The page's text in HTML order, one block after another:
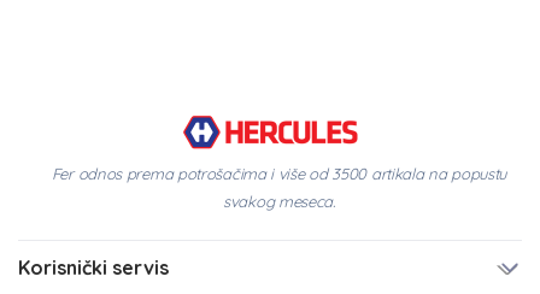
Fer odnos prema potrošačima i više od 3500 artikala na popustu
svakog meseca.
Korisnički servis